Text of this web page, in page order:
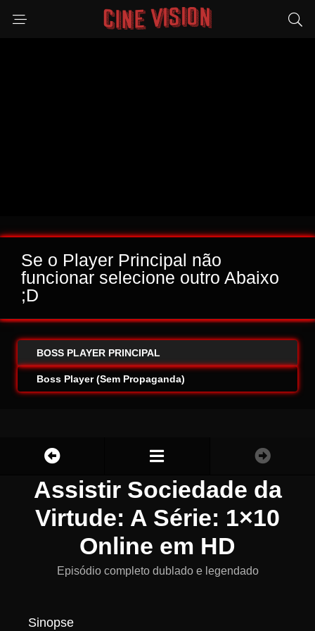
Se o Player Principal não
funcionar selecione outro Abaixo
;D
BOSS PLAYER PRINCIPAL
Boss Player (Sem Propaganda)
Assistir Sociedade da
Virtude: A Série: 1×10
Online em HD
Episódio completo dublado e legendado
Sinopse